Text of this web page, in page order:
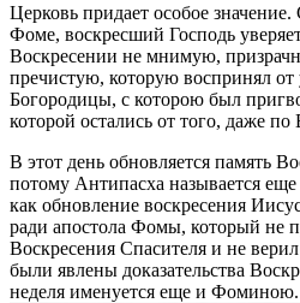
Церковь придает особое
Фоме, воскресший Господь
Воскресении не мнимую,
пречистую, которую воспринял
Богородицы, с которою был
которой остались от того, даже
В этот день обновляется память
потому Антипасха называется
как обновление воскресения
ради апостола Фомы, который не
Воскресения Спасителя и не
были явлены доказательства
неделя именуется еще и Фоминою.